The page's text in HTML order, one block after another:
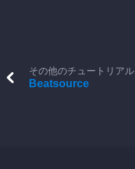
その他のチュートリアル
Beatsource